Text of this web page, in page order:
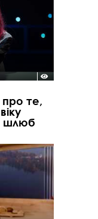
про те,
шлюб